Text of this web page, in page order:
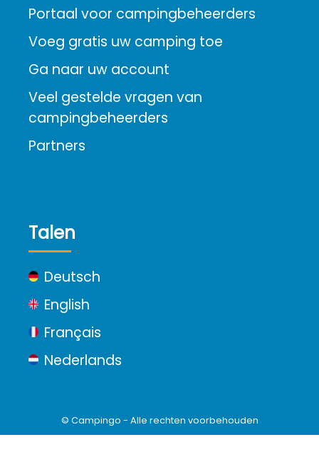
Portaal voor campingbeheerders
Voeg gratis uw camping toe
Ga naar uw account
Veel gestelde vragen van
campingbeheerders
Partners
Talen
Deutsch
English
Français
Nederlands
© Campingo - Alle rechten voorbehouden